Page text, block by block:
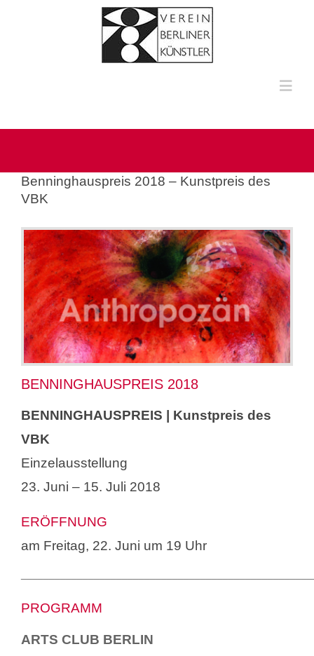
MULTIMEDIA
KONTAKT
Suche
nach:
Benninghauspreis 2018 – Kunstpreis des
VBK
BENNINGHAUSPREIS 2018
BENNINGHAUSPREIS | Kunstpreis des
VBK
Einzelausstellung
23. Juni – 15. Juli 2018
ERÖFFNUNG
am Freitag, 22. Juni um 19 Uhr
PROGRAMM
ARTS CLUB BERLIN